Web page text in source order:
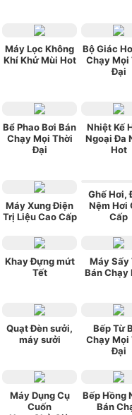
Máy Lọc Không
Khí Khử Mùi Hot
Bộ Giác
Chạy Mọi
Đại
Bể Phao Bơi Bán
Chạy Mọi Thời
Đại
Nhiệt Kế
Ngoại Đa
Hot
Máy Xung Điện
Trị Liệu Cao Cấp
Ghế Hơi,
Nệm Hơi
Cấp
Khay Đựng mứt
Tết
Máy Sấy
Bán Chạy
Quạt Đèn sưởi,
máy sưởi
Bếp Từ
Chạy Mọi
Đại
Máy Dụng Cụ
Cuốn
Bếp Hồng
Bán